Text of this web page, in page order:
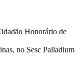
Honorário de
no Sesc Palladium